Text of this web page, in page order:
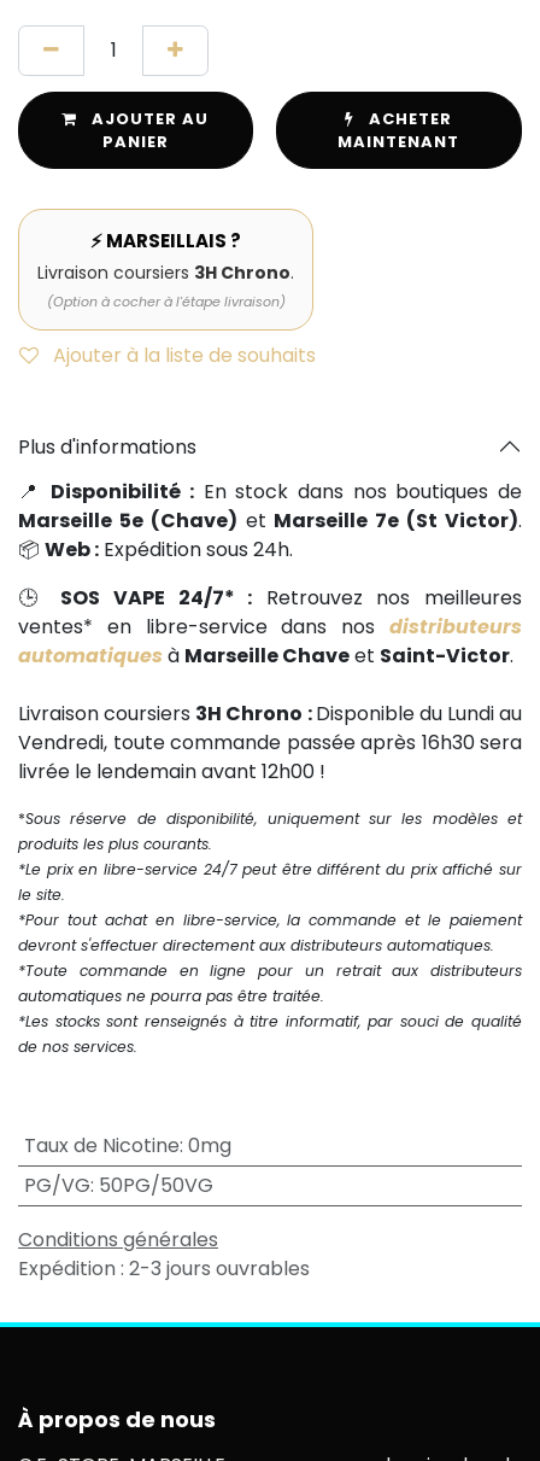
AJOUTER AU
PANIER
ACHETER
MAINTENANT
⚡ MARSEILLAIS ?
Livraison coursiers 3H Chrono.
(Option à cocher à l'étape livraison)
Ajouter à la liste de souhaits
Plus d'informations
📍 Disponibilité : En stock dans nos boutiques de
Marseille 5e (Chave) et Marseille 7e (St Victor).
📦 Web : Expédition sous 24h.
🕒 SOS VAPE 24/7* : Retrouvez nos meilleures
ventes* en libre-service dans nos distributeurs
automatiques à Marseille Chaveet Saint-Victor.
Livraison coursiers 3H Chrono :Disponible du Lundi au
Vendredi, toute commande passée après 16h30 sera
livrée le lendemain avant 12h00 !
*Sous réserve de disponibilité, uniquement sur les modèles et
produits les plus courants.
*Le prix en libre-service 24/7 peut être différent du prix affiché sur
le site.
*Pour tout achat en libre-service, la commande et le paiement
devront s'effectuer directement aux distributeurs automatiques.
*Toute commande en ligne pour un retrait aux distributeurs
automatiques ne pourra pas être traitée.
*Les stocks sont renseignés à titre informatif, par souci de qualité
de nos services.
Taux de Nicotine: 0mg
PG/VG: 50PG/50VG
Conditions générales
Expédition : 2-3 jours ouvrables
À propos de nous